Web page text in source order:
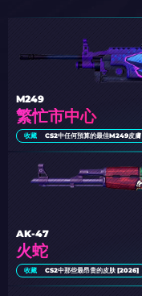
繁忙市中心
M249
收藏 CS2中任何預算的最佳M249皮膚
火蛇
AK-47
收藏 CS2中那些最昂贵的皮肤 [2026]